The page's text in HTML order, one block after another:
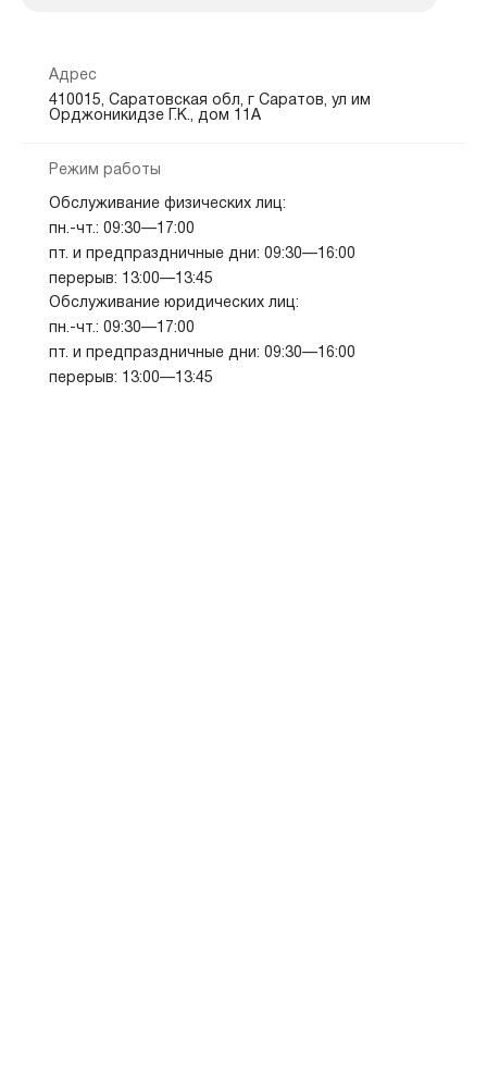
Адрес
410015, Саратовская обл, г Саратов, ул им
Орджоникидзе Г.К., дом 11А
Режим работы
Обслуживание физических лиц:
пн.-чт.: 09:30—17:00
пт. и предпраздничные дни: 09:30—16:00
перерыв: 13:00—13:45
Обслуживание юридических лиц:
пн.-чт.: 09:30—17:00
пт. и предпраздничные дни: 09:30—16:00
перерыв: 13:00—13:45